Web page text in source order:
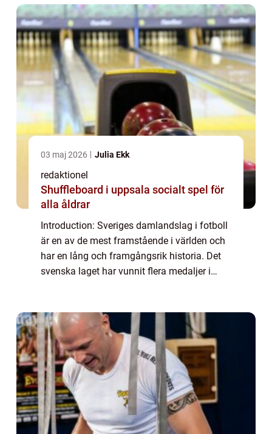
03 maj 2026 Julia Ekk
redaktionel
Shuffleboard i uppsala socialt spel för
alla åldrar
Introduction: Sveriges damlandslag i fotboll
är en av de mest framstående i världen och
har en lång och framgångsrik historia. Det
svenska laget har vunnit flera medaljer i